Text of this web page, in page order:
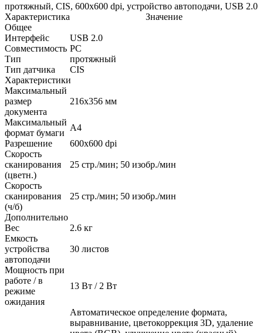
протяжный, CIS, 600x600 dpi, устройство автоподачи, USB 2.0
Характеристика
Значение
Общее
Интерфейс
USB 2.0
Совместимость PC
Тип
протяжный
Тип датчика
CIS
Характеристики
Максимальный
размер
документа
216x356 мм
Максимальный
формат бумаги
A4
Разрешение
600x600 dpi
Скорость
сканирования
(цветн.)
25 стр./мин; 50 изобр./мин
Скорость
сканирования
(ч/б)
25 стр./мин; 50 изобр./мин
Дополнительно
Вес
2.6 кг
Емкость
устройства
автоподачи
30 листов
Мощность при
работе / в
режиме
ожидания
13 Вт / 2 Вт
Автоматическое определение формата,
выравнивание, цветокоррекция 3D, удаление